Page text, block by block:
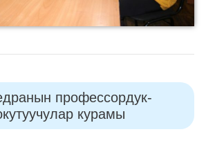
профессордук-
курамы